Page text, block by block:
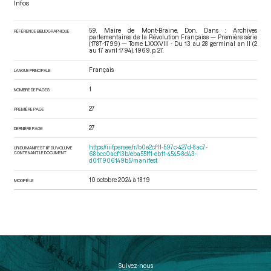
Infos
RÉFÉRENCE BIBLIOGRAPHIQUE
59. Maire de Mont-Braine. Don. Dans : Archives
parlementaires de la Révolution Française — Première série
(1787-1799) — Tome LXXXVIII - Du 13 au 28 germinal an II (2
au 17 avril 1794) . 1969. p. 27.
LANGUE PRINCIPALE Français
NOMBRE DE PAGES 1
PREMIÈRE PAGE 27
DERNIÈRE PAGE 27
URI DU MANIFEST IIIF DU VOLUME
CONTENANT LE DOCUMENT
https://iiif.persee.fr/b0e2cf11-597c-427d-8ac7-
68bcc0acf13b/eba55ff1-eb11-4545-8d43-
d017906149b5/manifest
MODIFIÉ LE 10 octobre 2024 à 18:19
Suivez-nous